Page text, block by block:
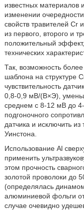
известных материалов
изменении
свойств травителей Cr
из первого, второго и
положительный
технических
Так, возможность
шаблона на структуре
чувствительность
0,8-0,9 мВ/(В×Э),
среднем с 8-12 мВ до 4-
подгоночного
датчика и исключить
Уинстона.
Использование Al
применить
этом прочность
золотой проволоки до
(определялась
алюминиевой фольги
случае очевидно